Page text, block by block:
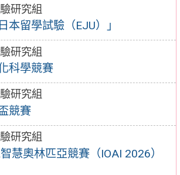
研究組
本留學試驗（EJU）」
研究組
科學競賽
研究組
競賽
研究組
慧奧林匹亞競賽（IOAI 2026）